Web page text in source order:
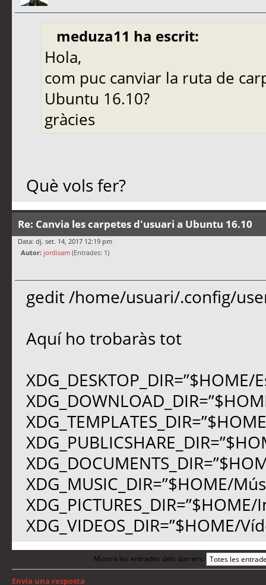
meduza11 ha escrit:
Hola,
com puc canviar la ruta de
Ubuntu 16.10?
gràcies
Què vols fer?
Re: Canvia les carpetes d'usuari a Ubuntu 16.10
Data: dj. set. 14, 2017 12:19 pm
Autor: jordisam (Entrades: 1)
gedit /home/usuari/.config/
Aquí ho trobaràs tot
XDG_DESKTOP_DIR=”$HOME/
XDG_MUSIC_DIR=”$HOME/
XDG_VIDEOS_DIR=”$HOME/
Mostra les entrades dels darrers:
Envia una resposta